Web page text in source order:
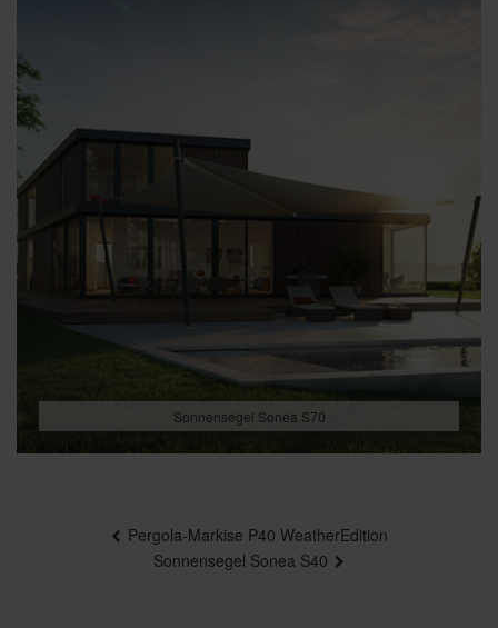
Sonnensegel Sonea S70
Pergola-Markise P40 WeatherEdition
Sonnensegel Sonea S40